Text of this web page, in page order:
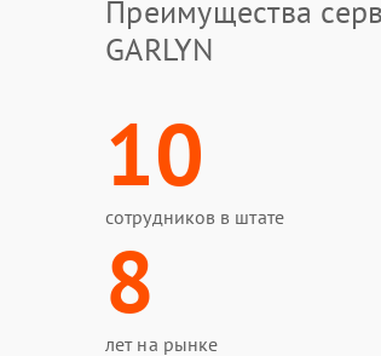
Преимущества
GARLYN
10
сотрудников в штате
8
лет на рынке